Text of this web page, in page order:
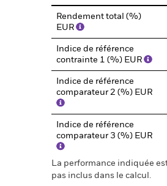
Rendement total (%)
EUR
Indice de référence
contrainte 1 (%) EUR
Indice de référence
comparateur 2 (%) EUR
Indice de référence
comparateur 3 (%) EUR
La performance indiquée
pas inclus dans le calcul.